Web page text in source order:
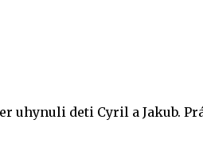
uhynuli deti Cyril a Jakub.